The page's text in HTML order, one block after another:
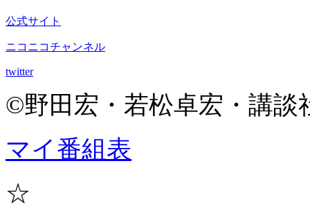
公式サイト
ニコニコチャンネル
twitter
©野田宏・若松卓宏・講談
マイ番組表
☆